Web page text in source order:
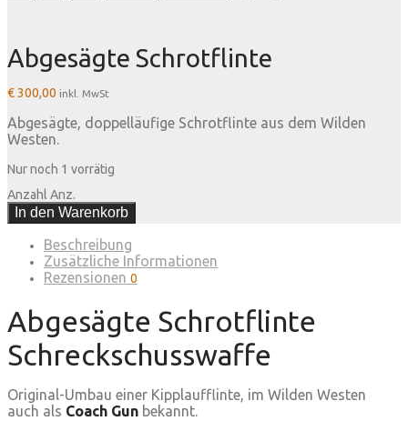
Abgesägte Schrotflinte
€300,00 inkl. MwSt
Abgesägte, doppelläufige Schrotflinte aus dem Wilden
Westen.
Nur noch 1 vorrätig
Anzahl Anz.
In den Warenkorb
Beschreibung
Zusätzliche Informationen
Rezensionen 0
Abgesägte Schrotflinte
Schreckschusswaffe
Original-Umbau einer Kipplaufflinte, im Wilden Westen
auch als Coach Gun bekannt.